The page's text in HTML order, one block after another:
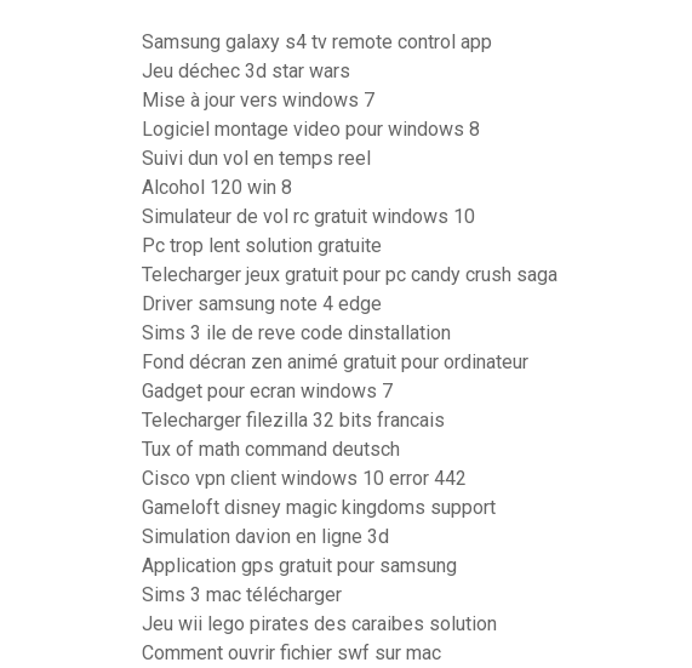
Samsung galaxy s4 tv remote control app
Jeu déchec 3d star wars
Mise à jour vers windows 7
Logiciel montage video pour windows 8
Suivi dun vol en temps reel
Alcohol 120 win 8
Simulateur de vol rc gratuit windows 10
Pc trop lent solution gratuite
Telecharger jeux gratuit pour pc candy crush saga
Driver samsung note 4 edge
Sims 3 ile de reve code dinstallation
Fond décran zen animé gratuit pour ordinateur
Gadget pour ecran windows 7
Telecharger filezilla 32 bits francais
Tux of math command deutsch
Cisco vpn client windows 10 error 442
Gameloft disney magic kingdoms support
Simulation davion en ligne 3d
Application gps gratuit pour samsung
Sims 3 mac télécharger
Jeu wii lego pirates des caraibes solution
Comment ouvrir fichier swf sur mac